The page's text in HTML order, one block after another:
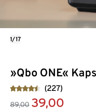
»Qbo ONE«
(227)
89,00 39,00
1/17